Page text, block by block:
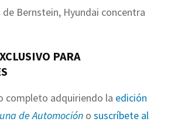
de Bernstein, Hyundai concentra
PARA
completo adquiriendo la edición
de Automoción o suscríbete al